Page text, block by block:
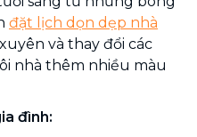
đặt lịch dọn dẹp nhà
và thay đổi các
nhà thêm nhiều màu
đình: